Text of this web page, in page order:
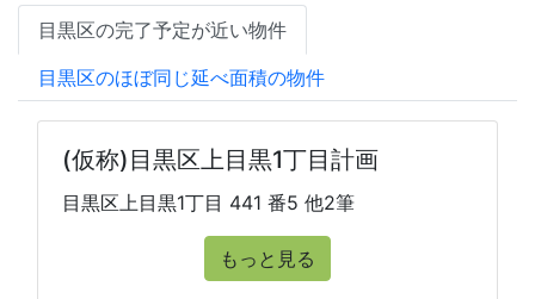
目黒区の完了予定が近い物件
目黒区のほぼ同じ延べ面積の物件
(仮称)目黒区上目黒1丁目計画
目黒区上目黒1丁目 441 番5 他2筆
もっと見る